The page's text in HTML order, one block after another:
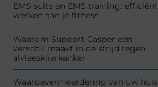
EMS suits en EMS training: efficiënt
werken aan je fitness
Waarom Support Casper een
verschil maakt in de strijd tegen
alvleesklierkanker
Waardevermeerdering van uw huis